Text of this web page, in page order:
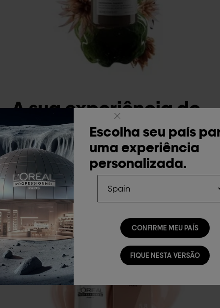
A sua experiência de
cor de qualidade
superior.
Escolha seu país
uma experiência
personalizada.
CONFIRME MEU PAÍS
FIQUE NESTA VERSÃO
Escolha seu país
uma experiência
personalizada.
CONFIRME MEU PAÍS
FIQUE NESTA VERSÃO